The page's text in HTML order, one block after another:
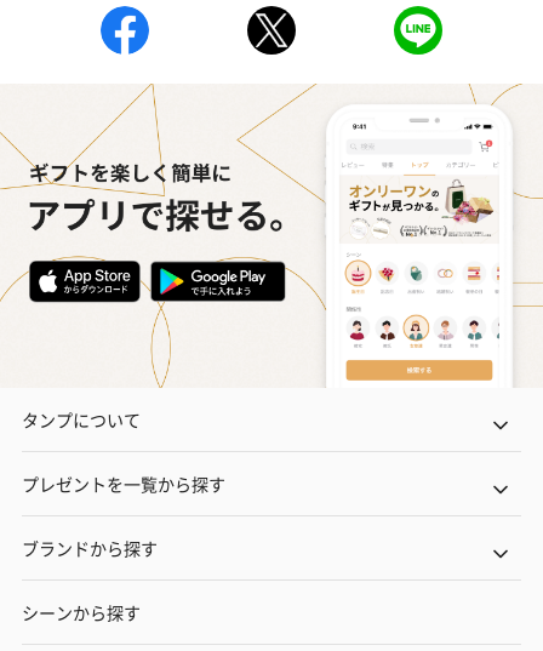
※20歳未満の方への酒類の販売はいたしません。
プレミアムビール イネ
ディット（712円）
酔鯨 純米吟醸 吟麗
（704円）
酒（655円）
お酒にぴったりのおつまみ・サプリを同梱してお届けいたしま
す。
タンプについて
プレゼントを一覧から探す
ブランドから探す
シーンから探す